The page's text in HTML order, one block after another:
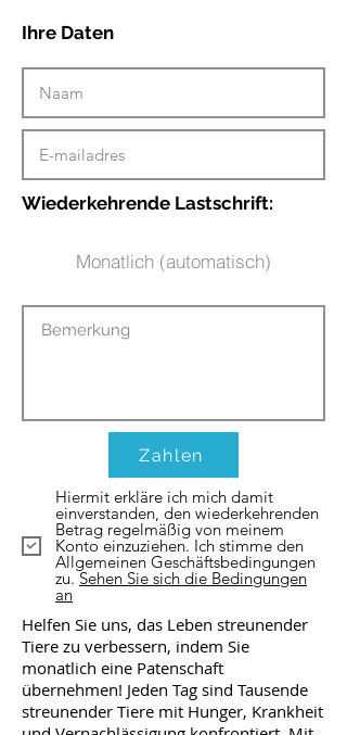
Ihre Daten
Wiederkehrende Lastschrift:
Monatlich (automatisch)
Zahlen
Hiermit erkläre ich mich damit
einverstanden, den wiederkehrenden
Betrag regelmäßig von meinem
Konto einzuziehen. Ich stimme den
Allgemeinen Geschäftsbedingungen
zu.Sehen Sie sich die Bedingungen
an
Helfen Sie uns, das Leben streunender
Tiere zu verbessern, indem Sie
monatlich eine Patenschaft
übernehmen! Jeden Tag sind Tausende
streunender Tiere mit Hunger, Krankheit